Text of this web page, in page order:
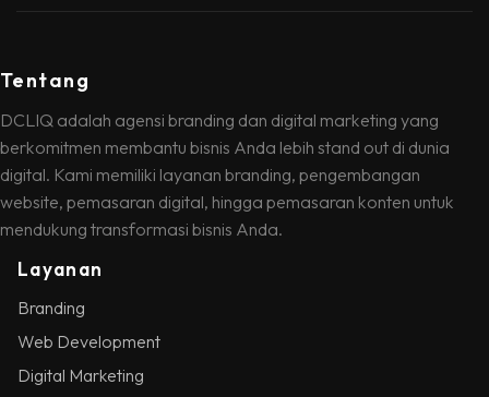
Tentang
DCLIQ adalah agensi branding dan digital marketing yang
berkomitmen membantu bisnis Anda lebih stand out di dunia
digital. Kami memiliki layanan branding, pengembangan
website, pemasaran digital, hingga pemasaran konten untuk
mendukung transformasi bisnis Anda.
Layanan
Branding
Web Development
Digital Marketing